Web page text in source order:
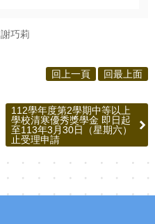
巧莉
回上一頁 回最上面
112學年度第2學期中等以上
學校清寒優秀獎學金 即日起
至113年3月30日（星期六）
止受理申請